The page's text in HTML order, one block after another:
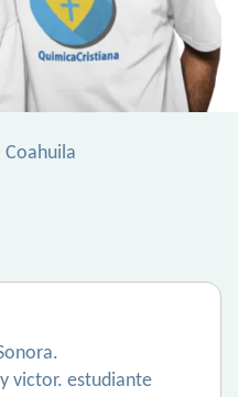
Coahuila
victor. estudiante